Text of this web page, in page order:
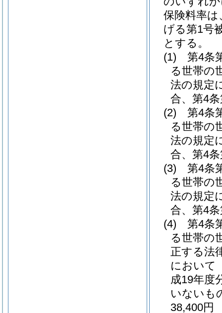
保険料率
げる第1号
とする。
(1)
第4条
る世帯の
法の規定
合、第4
(2)
第4条
る世帯の
法の規定
合、第4
(3)
第4条
る世帯の
法の規定
合、第4
(4)
第4条
る世帯の
正する法
において
成19年度
いないも
38,400円